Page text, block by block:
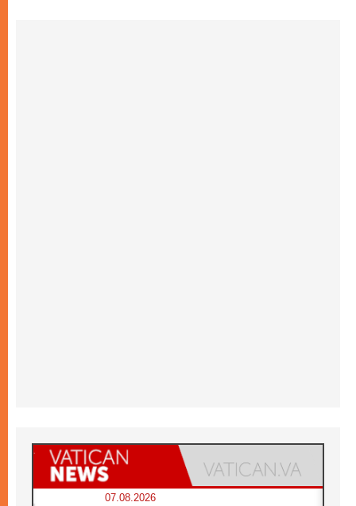
07.08.2026